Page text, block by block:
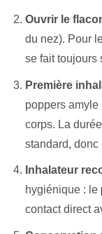
Ouvrir le
du nez). Pour
se fait toujours
Première
poppers amyle
corps. La
standard, donc
Inhalateur
hygiénique : le
contact direct